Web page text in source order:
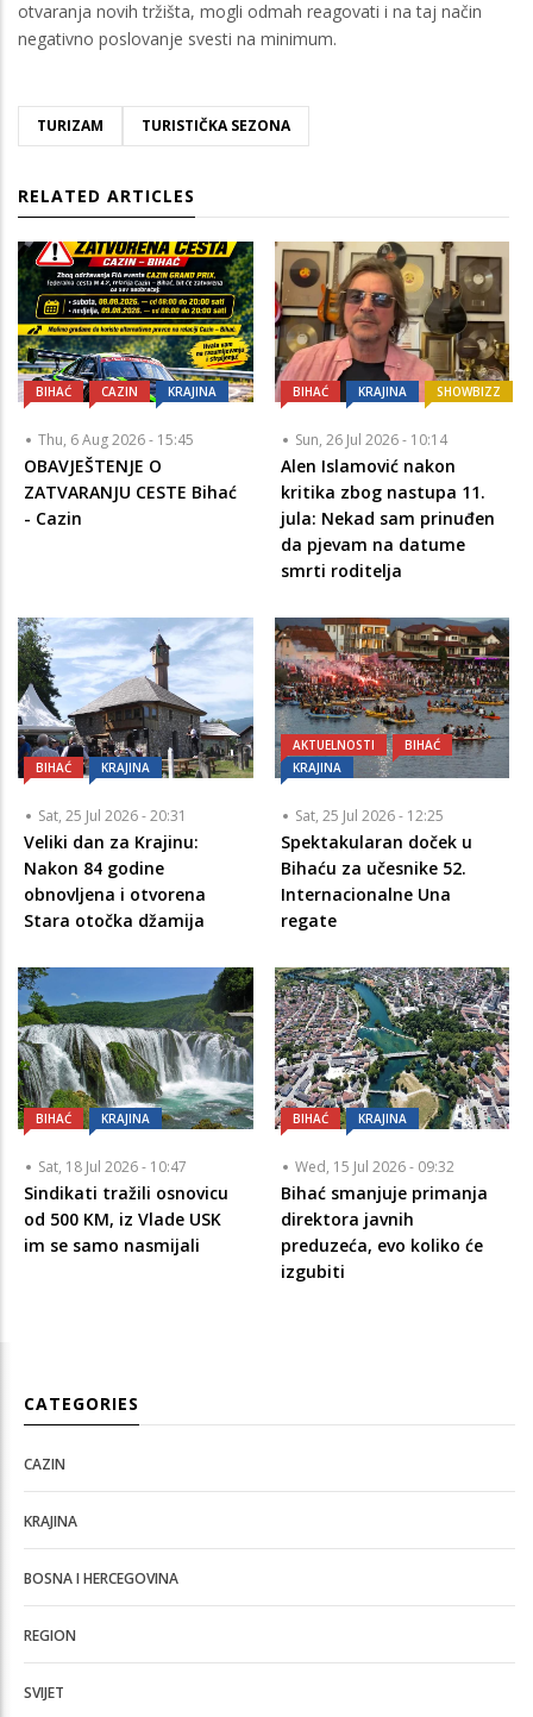
otvaranja novih tržišta, mogli odmah reagovati i na taj način
negativno poslovanje svesti na minimum.
TURIZAM TURISTIČKA SEZONA
RELATED ARTICLES
BIHAĆ CAZIN KRAJINA
Thu, 6 Aug 2026 - 15:45
OBAVJEŠTENJE O
ZATVARANJU CESTE Bihać
- Cazin
BIHAĆ KRAJINA SHOWBIZZ
Sun, 26 Jul 2026 - 10:14
Alen Islamović nakon
kritika zbog nastupa 11.
jula: Nekad sam prinuđen
da pjevam na datume
smrti roditelja
BIHAĆ KRAJINA
Sat, 25 Jul 2026 - 20:31
Veliki dan za Krajinu:
Nakon 84 godine
obnovljena i otvorena
Stara otočka džamija
AKTUELNOSTI
BIHAĆ
KRAJINA
Sat, 25 Jul 2026 - 12:25
Spektakularan doček u
Bihaću za učesnike 52.
Internacionalne Una
regate
BIHAĆ KRAJINA
Sat, 18 Jul 2026 - 10:47
Sindikati tražili osnovicu
od 500 KM, iz Vlade USK
im se samo nasmijali
BIHAĆ KRAJINA
Wed, 15 Jul 2026 - 09:32
Bihać smanjuje primanja
direktora javnih
preduzeća, evo koliko će
izgubiti
CATEGORIES
CAZIN
KRAJINA
BOSNA I HERCEGOVINA
REGION
SVIJET